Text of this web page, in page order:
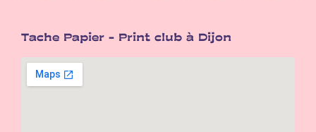
Tache Papier - Print club à Dijon